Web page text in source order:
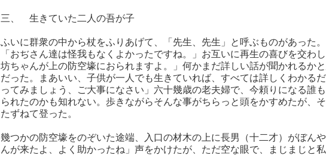
三、 生きていた二人の吾が子
ふいに群衆の中から杖をふりあげて、「先生、先生」と呼ぶものがあった
「おぢさん達は怪我もなくよかったですね。」お互いに再生の喜びを交わ
坊ちゃんが上の防空壕におられますよ。」何かまだ詳しい話が聞かれるか
だった。まあいい、子供が一人でも生きていれば、すべては詳しくわかる
ってみましょう、ご大事になさい」六十幾歳の老夫婦で、今頼りになる誰
られたのかも知れない。歩きながらそんな事がちらっと頭をかすめたが、
たずねて登った。
幾つかの防空壕をのぞいた途端、入口の材木の上に長男（十二才）がぼん
んが来たよ、よく助かったね」声をかけたが、ただ空な眼で、まじまじと